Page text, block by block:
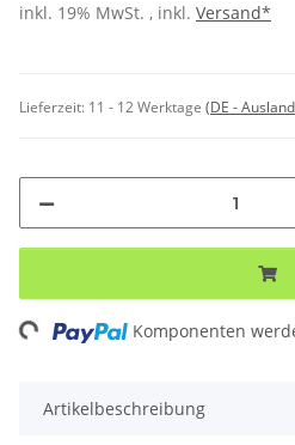
inkl. 19% MwSt. , inkl. Versand*
Lieferzeit: 11 - 12 Werktage (DE -
Loading... Komponenten
Artikelbeschreibung